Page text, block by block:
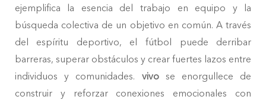
ejemplifica la esencia del trabajo en equipo y la
búsqueda colectiva de un objetivo en común. A través
del espíritu deportivo, el fútbol puede derribar
barreras, superar obstáculos y crear fuertes lazos entre
individuos y comunidades. vivose enorgullece de
construir y reforzar conexiones emocionales con